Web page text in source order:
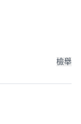
檢舉